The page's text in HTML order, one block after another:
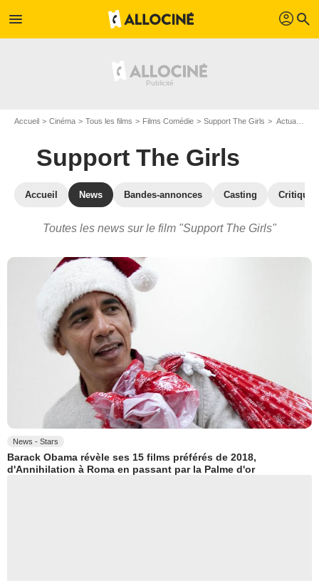
menu profil search
Accueil Cinéma Tous les films Films Comédie Support The Girls Actualités Support The Girls
Support The Girls
Accueil News Bandes-annonces Casting
Toutes les news sur le film "Support The Girls"
News - Stars
Barack Obama révèle ses 15 films préférés de 2018,
d'Annihilation à Roma en passant par la Palme d'or